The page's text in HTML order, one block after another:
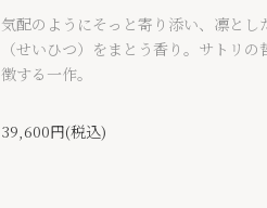
気配のようにそっと寄り添い、凛とし
（せいひつ）をまとう香り。サトリの
徴する一作。
39,600円(税込)